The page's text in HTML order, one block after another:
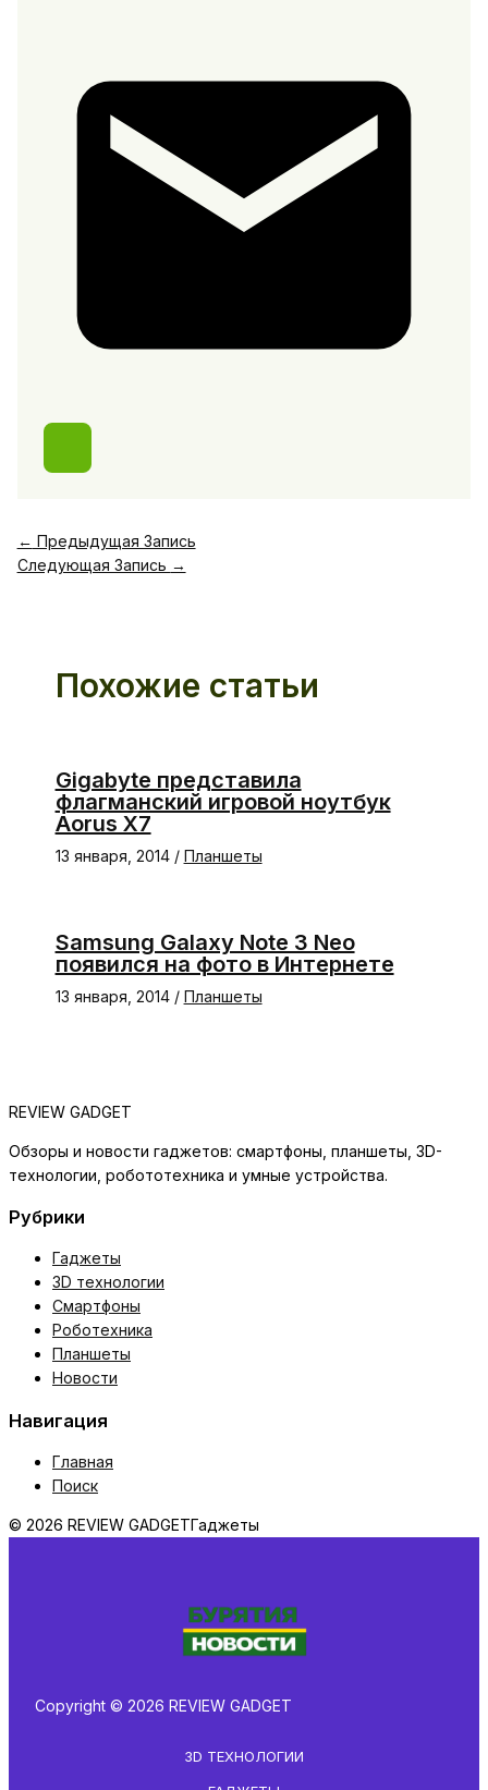
← Предыдущая Запись
Следующая Запись →
Похожие статьи
Gigabyte представила
флагманский игровой ноутбук
Aorus X7
13 января, 2014 / Планшеты
Samsung Galaxy Note 3 Neo
появился на фото в Интернете
13 января, 2014 / Планшеты
REVIEW GADGET
Обзоры и новости гаджетов: смартфоны, планшеты, 3D-
технологии, робототехника и умные устройства.
Рубрики
Гаджеты
3D технологии
Смартфоны
Роботехника
Планшеты
Новости
Навигация
Главная
Поиск
© 2026 REVIEW GADGETГаджеты
Copyright © 2026 REVIEW GADGET
3D ТЕХНОЛОГИИ